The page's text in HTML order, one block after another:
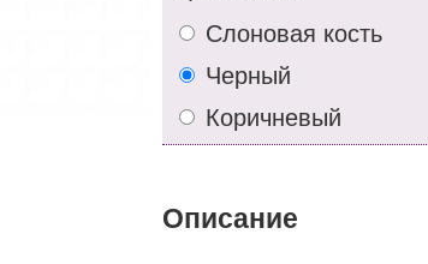
Слоновая кость
Черный
Коричневый
Описание